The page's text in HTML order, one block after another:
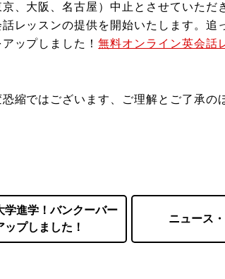
、大阪、名古屋）中止とさせていただ
レッスンの提供を開始いたします。追
ップしました！無料オンライン英会話
縮ではございます、ご理解とご了承の
学進学！バンクーバー
プしました！
ニュース